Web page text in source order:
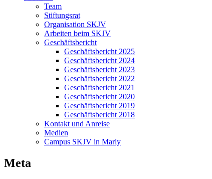
Team
Stiftungsrat
Organisation SKJV
Arbeiten beim SKJV
Geschäftsbericht
Geschäftsbericht 2025
Geschäftsbericht 2024
Geschäftsbericht 2023
Geschäftsbericht 2022
Geschäftsbericht 2021
Geschäftsbericht 2020
Geschäftsbericht 2019
Geschäftsbericht 2018
Kontakt und Anreise
Medien
Campus SKJV in Marly
Meta